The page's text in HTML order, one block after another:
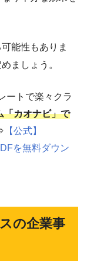
能性もありま
ましょう。
ートで楽々クラ
「カオナビ」で
【公式】
を無料ダウン
の企業事